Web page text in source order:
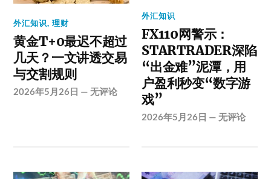
外汇知识,理财
黄金T+0最迟不超过
几天？一文讲透交易
与交割规则
2026年5月26日 —无评论
外汇知识
FX110网警示：
STARTRADER深陷
“出金难”泥潭，用
户盈利秒变“数字游
戏”
2026年5月26日 —无评论